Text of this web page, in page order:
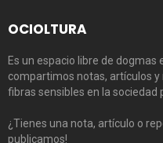
OCIOLTURA
Es un espacio libre de dogmas
compartimos notas, artículos
fibras sensibles en la sociedad
¿Tienes una nota, artículo o
publicamos!